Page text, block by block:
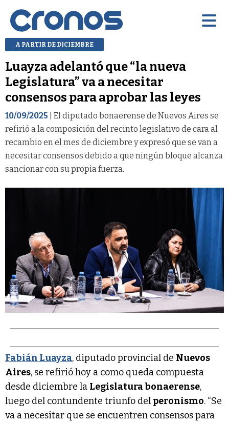
A PARTIR DE DICIEMBRE
Luayza adelantó que “la nueva
Legislatura” va a necesitar
consensos para aprobar las leyes
10/09/2025 | El diputado bonaerense de Nuevos Aires se
refirió a la composición del recinto legislativo de cara al
recambio en el mes de diciembre y expresó que se van a
necesitar consensos debido a que ningún bloque alcanza
sancionar con su propia fuerza.
Fabián Luayza, diputado provincial de Nuevos
Aires, se refirió hoy a como queda compuesta
desde diciembre la Legislatura bonaerense,
luego del contundente triunfo del peronismo. “Se
va a necesitar que se encuentren consensos para